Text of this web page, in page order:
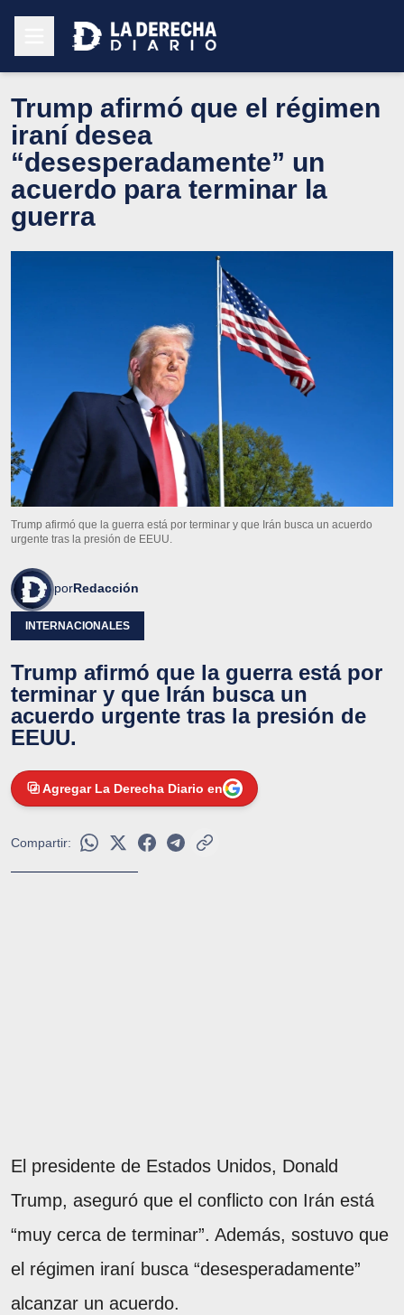
Trump afirmó que el régimen
iraní desea
“desesperadamente” un
acuerdo para terminar la
guerra
Trump afirmó que la guerra está por terminar y que Irán busca un acuerdo
urgente tras la presión de EEUU.
porRedacción
INTERNACIONALES
Trump afirmó que la guerra está por
terminar y que Irán busca un
acuerdo urgente tras la presión de
EEUU.
Agregar La Derecha Diario en
Compartir:
El presidente de Estados Unidos, Donald
Trump, aseguró que el conflicto con Irán está
“muy cerca de terminar”. Además, sostuvo que
el régimen iraní busca “desesperadamente”
alcanzar un acuerdo.